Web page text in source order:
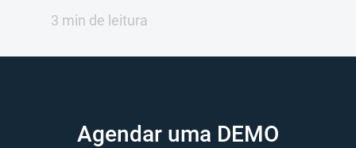
3 min de leitura
Agendar uma DEMO